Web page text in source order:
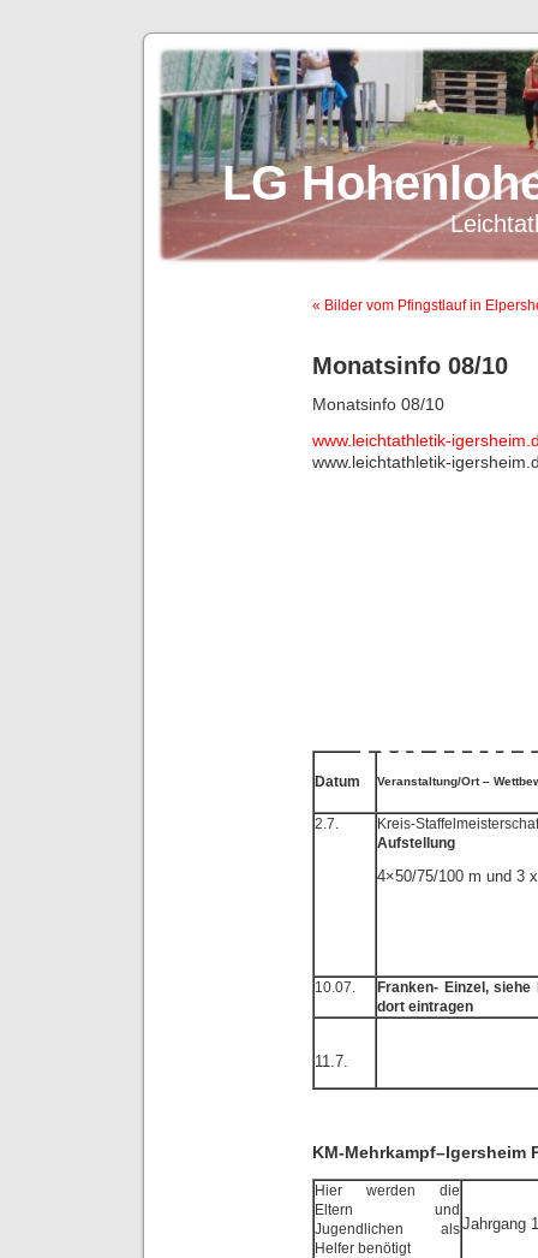
LG
« Bilder vom Pfingstlauf in
Monatsinfo 08/10
Monatsinfo 08/10
www.leichtathletik-
www.leichtathletik-
Datum Veranstaltung/Ort –
2.7.
Kreis-
Aufstellung
4×50/75/100 m und 3
10.07.
Franken- Einzel, siehe
dort eintragen
11.7.
KM-Mehrkampf–Igersheim
Hier werden die
Eltern und
Jugendlichen als
Helfer benötigt
Jahrgang